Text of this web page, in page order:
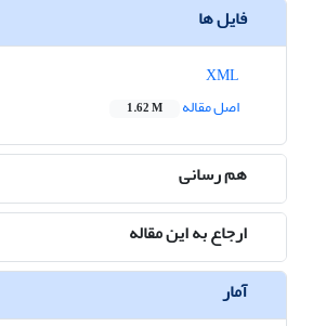
فایل ها
اصل مقاله
1.62 M
هم رسانی
ارجاع به این مقاله
آمار